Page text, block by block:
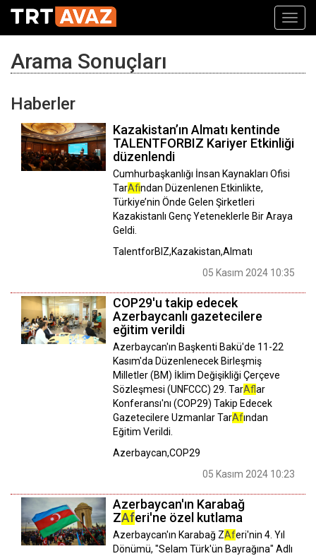
Arama Sonuçları
Haberler
Kazakistan’ın Almatı kentinde
TALENTFORBIZ Kariyer Etkinliği
düzenlendi
Cumhurbaşkanlığı İnsan Kaynakları Ofisi
TarAfindan Düzenlenen Etkinlikte,
Türkiye’nin Önde Gelen Şirketleri
Kazakistanlı Genç Yeteneklerle Bir Araya
Geldi.
TalentforBIZ,Kazakistan,Almatı
05 Kasım 2024 10:35
COP29'u takip edecek
Azerbaycanlı gazetecilere
eğitim verildi
Azerbaycan'ın Başkenti Bakü'de 11-22
Kasım'da Düzenlenecek Birleşmiş
Milletler (BM) İklim Değişikliği Çerçeve
Sözleşmesi (UNFCCC) 29. TarAflar
Konferansı'nı (COP29) Takip Edecek
Gazetecilere Uzmanlar TarAfından
Eğitim Verildi.
Azerbaycan,COP29
05 Kasım 2024 10:23
Azerbaycan'ın Karabağ
ZAferi'ne özel kutlama
Azerbaycan'ın Karabağ ZAferi'nin 4. Yıl
Dönümü, "Selam Türk'ün Bayrağına" Adlı